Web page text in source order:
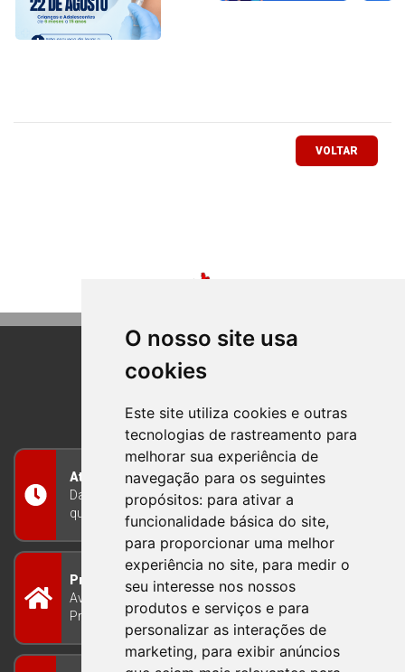
O nosso site usa
cookies
Este site utiliza cookies e outras
tecnologias de rastreamento para
melhorar sua experiência de
navegação para os seguintes
propósitos: para ativar a
funcionalidade básica do site,
para proporcionar uma melhor
experiência no site, para medir o
seu interesse nos nossos
produtos e serviços e para
personalizar as interações de
marketing, para exibir anúncios
VOLTAR
BOM PRINCIPIO
RIO GRANDE DO SUL
Atendimento
Das 8h às 12h e das 13h às 17h30, de segunda a
quinta-feira, e nas sextas-feiras das 7h às 13h
Prefeitura Municipal
Avenida Guilherme Winter 65 - Centro Bom
Princípio/RS - Brasil CEP 95765-000